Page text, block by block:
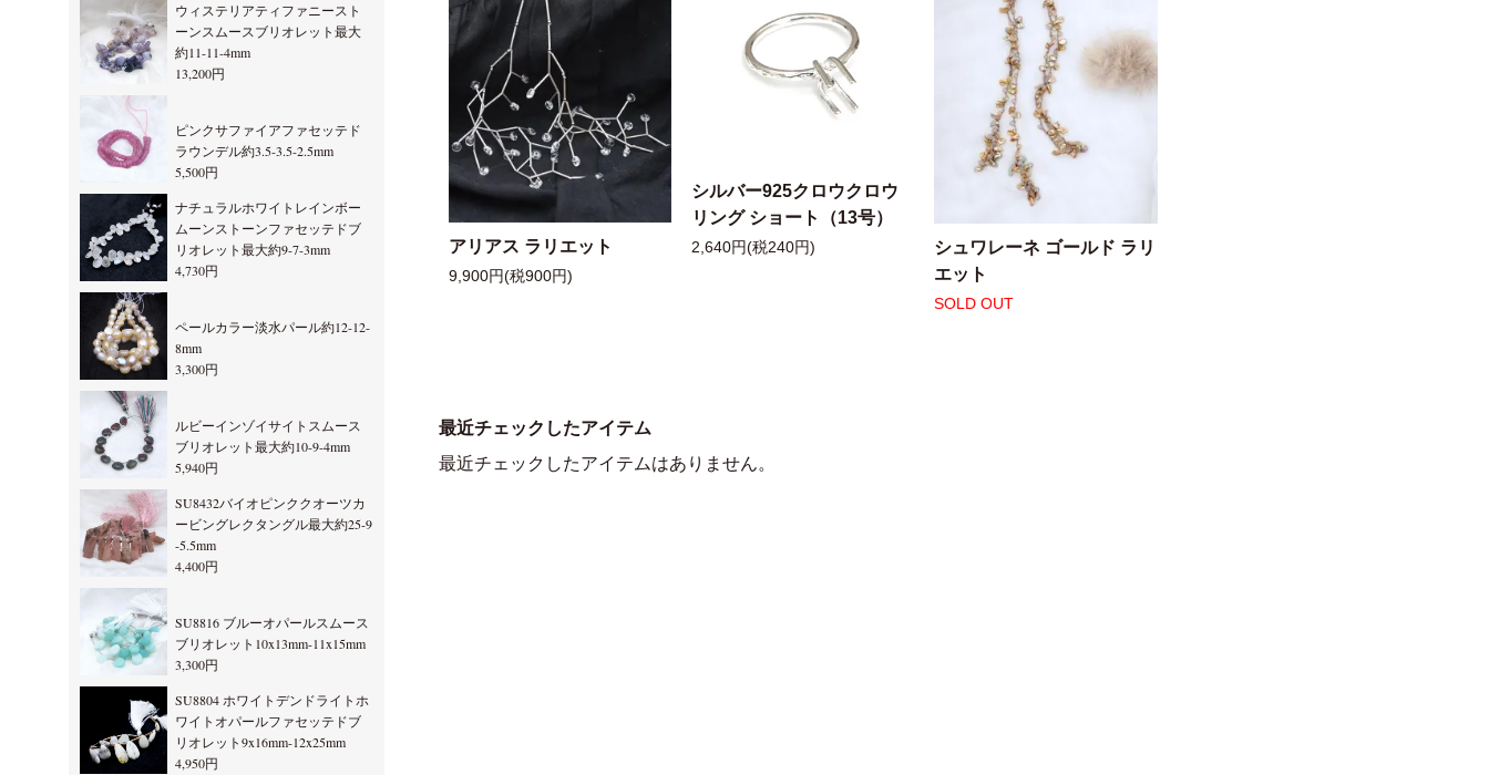
アリアス ラリエット
9,900円(税900円)
シルバー925クロウクロウ
リング ショート（13号）
2,640円(税240円)
シュワレーネ ゴールド ラリ
エット
SOLD OUT
最近チェックしたアイテム
最近チェックしたアイテムはありません。
ウィステリアティファニースト
ーンスムースブリオレット最大
約11-11-4mm
13,200円
ピンクサファイアファセッテド
ラウンデル約3.5-3.5-2.5mm
5,500円
ナチュラルホワイトレインボー
ムーンストーンファセッテドブ
リオレット最大約9-7-3mm
4,730円
ペールカラー淡水パール約12-12-
8mm
3,300円
ルビーインゾイサイトスムース
ブリオレット最大約10-9-4mm
5,940円
SU8432バイオピンククオーツカ
ービングレクタングル最大約25-9
-5.5mm
4,400円
SU8816 ブルーオパールスムース
ブリオレット10x13mm-11x15mm
3,300円
SU8804 ホワイトデンドライトホ
ワイトオパールファセッテドブ
リオレット9x16mm-12x25mm
4,950円